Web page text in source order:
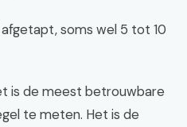
soms wel 5 tot 10
is de meest betrouwbare
te meten. Het is de